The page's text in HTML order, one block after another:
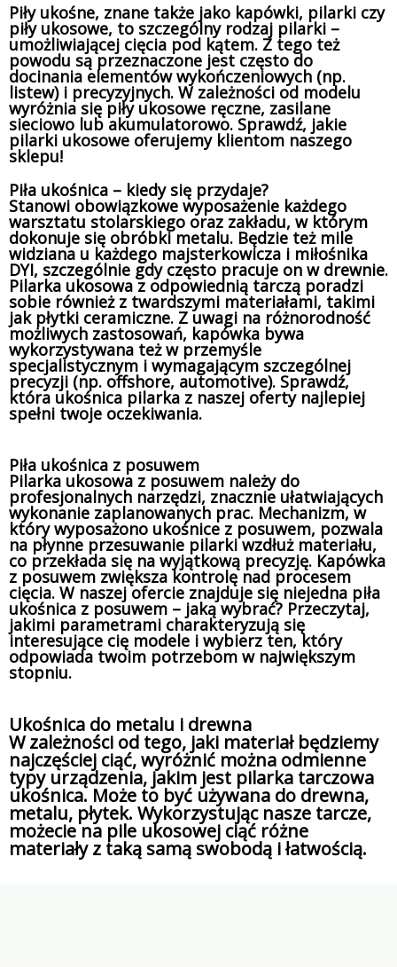
Piły ukośne, znane także jako kapówki, pilarki czy
piły ukosowe, to szczególny rodzaj pilarki –
umożliwiającej cięcia pod kątem. Z tego też
powodu są przeznaczone jest często do
docinania elementów wykończeniowych (np.
listew) i precyzyjnych. W zależności od modelu
wyróżnia się piły ukosowe ręczne, zasilane
sieciowo lub akumulatorowo. Sprawdź, jakie
pilarki ukosowe oferujemy klientom naszego
sklepu!
Piła ukośnica – kiedy się przydaje?
Stanowi obowiązkowe wyposażenie każdego
warsztatu stolarskiego oraz zakładu, w którym
dokonuje się obróbki metalu. Będzie też mile
widziana u każdego majsterkowicza i miłośnika
DYI, szczególnie gdy często pracuje on w drewnie.
Pilarka ukosowa z odpowiednią tarczą poradzi
sobie również z twardszymi materiałami, takimi
jak płytki ceramiczne. Z uwagi na różnorodność
możliwych zastosowań, kapówka bywa
wykorzystywana też w przemyśle
specjalistycznym i wymagającym szczególnej
precyzji (np. offshore, automotive). Sprawdź,
która ukośnica pilarka z naszej oferty najlepiej
spełni twoje oczekiwania.
Piła ukośnica z posuwem
Pilarka ukosowa z posuwem należy do
profesjonalnych narzędzi, znacznie ułatwiających
wykonanie zaplanowanych prac. Mechanizm, w
który wyposażono ukośnice z posuwem, pozwala
na płynne przesuwanie pilarki wzdłuż materiału,
co przekłada się na wyjątkową precyzję. Kapówka
z posuwem zwiększa kontrolę nad procesem
cięcia. W naszej ofercie znajduje się niejedna piła
ukośnica z posuwem – jaką wybrać? Przeczytaj,
jakimi parametrami charakteryzują się
interesujące cię modele i wybierz ten, który
odpowiada twoim potrzebom w największym
stopniu.
Ukośnica do metalu i drewna
W zależności od tego, jaki materiał będziemy
najczęściej ciąć, wyróżnić można odmienne
typy urządzenia, jakim jest pilarka tarczowa
ukośnica. Może to być używana do drewna,
metalu, płytek. Wykorzystując nasze tarcze,
możecie na pile ukosowej ciąć różne
materiały z taką samą swobodą i łatwością.